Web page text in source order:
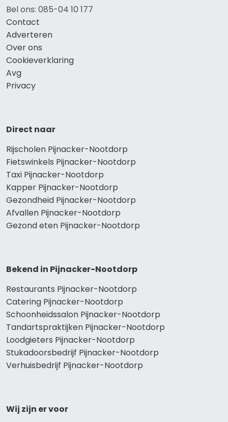
Bel ons: 085-04 10 177
Contact
Adverteren
Over ons
Cookieverklaring
Avg
Privacy
Direct naar
Rijscholen Pijnacker-Nootdorp
Fietswinkels Pijnacker-Nootdorp
Taxi Pijnacker-Nootdorp
Kapper Pijnacker-Nootdorp
Gezondheid Pijnacker-Nootdorp
Afvallen Pijnacker-Nootdorp
Gezond eten Pijnacker-Nootdorp
Bekend in Pijnacker-Nootdorp
Restaurants Pijnacker-Nootdorp
Catering Pijnacker-Nootdorp
Schoonheidssalon Pijnacker-Nootdorp
Tandartspraktijken Pijnacker-Nootdorp
Loodgieters Pijnacker-Nootdorp
Stukadoorsbedrijf Pijnacker-Nootdorp
Verhuisbedrijf Pijnacker-Nootdorp
Wij zijn er voor